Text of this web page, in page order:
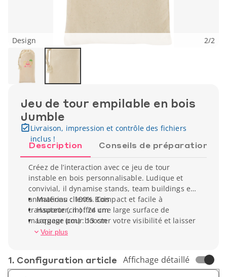
Design 2/2
Jeu de tour empilable en bois
Jumble
Livraison, impression et contrôle des fichiers
inclus !
Description Conseils de préparation
Créez de l’interaction avec ce jeu de tour
instable en bois personnalisable. Ludique et
convivial, il dynamise stands, team buildings et
animations clients. Compact et facile à
transporter, il offre une large surface de
marquage pour booster votre visibilité et laisser
un souvenir durable de votre marque.
Matériau : 100% Bois
Hauteur (cm) : 24 cm
Largeur (cm) : 13 cm
Poids unitaire : 255 g
Voir plus
1. Conf­iguration article Affichage détaillé